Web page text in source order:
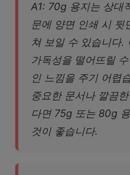
A1: 70g 용지는 상대
문에 양면 인쇄 시 뒷
쳐 보일 수 있습니다.
가독성을 떨어뜨릴
인 느낌을 주기 어렵
중요한 문서나 깔끔
다면 75g 또는 80g
것이 좋습니다.